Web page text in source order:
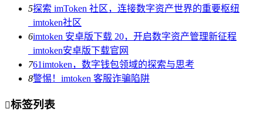
5探索 imToken 社区，连接数字资产世界的重要枢纽
_imtoken社区
6imtoken 安卓版下载 20，开启数字资产管理新征程
_imtoken安卓版下载官网
761imtoken，数字钱包领域的探索与思考
8警惕！imtoken 客服诈骗陷阱
标签列表